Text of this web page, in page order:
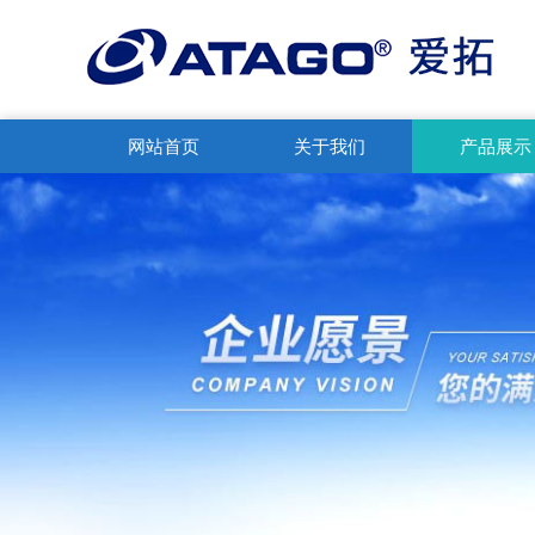
网站首页 关于我们 产品展示